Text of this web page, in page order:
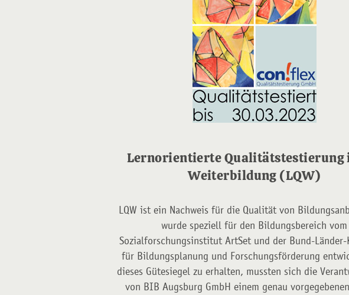
Lernorientierte Qualitätstestierung
Weiterbildung (LQW)
LQW ist ein Nachweis für die Qualität von
wurde speziell für den Bildungsbereich vom
Sozialforschungsinstitut ArtSet und der Bund-Länder-
für Bildungsplanung und Forschungsförderung
dieses Gütesiegel zu erhalten, mussten sich die
von BIB Augsburg GmbH einem genau